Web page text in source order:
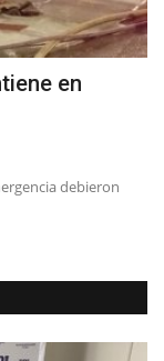
en
debieron